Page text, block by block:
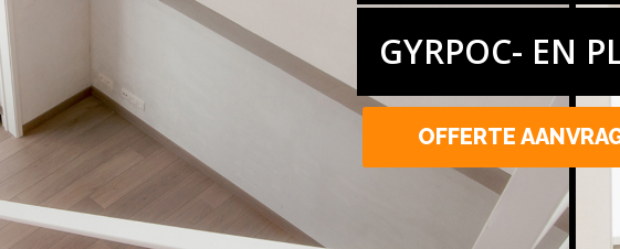
GYRPOC- EN
OFFERTE